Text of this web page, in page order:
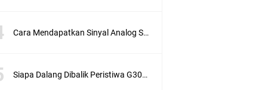
Cara Mendapatkan Sinyal Analog Stasiun Trans TV di Jakarta
Siapa Dalang Dibalik Peristiwa G30S 1965 ?